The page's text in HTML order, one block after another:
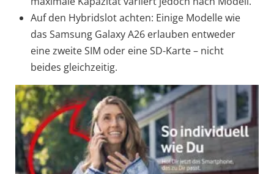
Auf den Hybridslot achten: Einige Modelle wie
das Samsung Galaxy A26 erlauben entweder
eine zweite SIM oder eine SD-Karte – nicht
beides gleichzeitig.